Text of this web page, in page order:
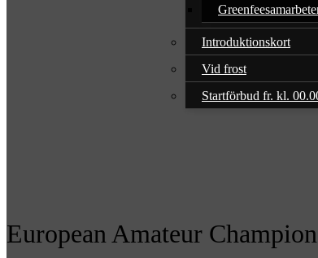
Introduktionskort
Vid frost
Startförbud fr. kl.
European Amateur